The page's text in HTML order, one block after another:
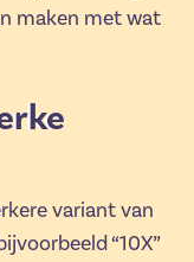
maken met wat
variant van
“10X”